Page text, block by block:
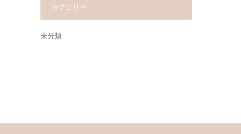
カテゴリー
未分類